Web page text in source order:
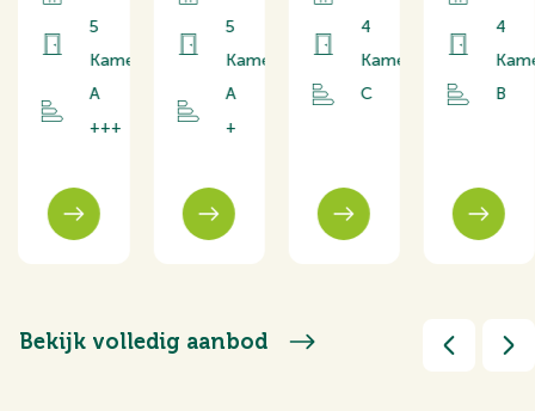
5
Kamers
A
+++
5
Kamers
A
+
4
Kamers
C
4
B
Bekijk volledig aanbod